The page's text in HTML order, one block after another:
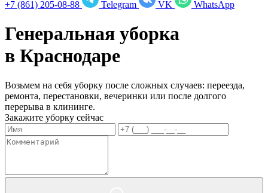
+7 (861) 205-08-88 Telegram VK WhatsApp
Генеральная уборка
в Краснодаре
Возьмем на себя уборку после сложных случаев: переезда,
ремонта, перестановки, вечеринки или после долгого
перерыва в клининге.
Закажите уборку сейчас